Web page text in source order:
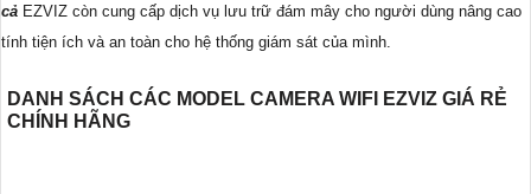
cả EZVIZ còn cung cấp dịch vụ lưu trữ đám mây cho người dùng nâng cao
tính tiện ích và an toàn cho hệ thống giám sát của mình.
DANH SÁCH CÁC MODEL CAMERA WIFI EZVIZ GIÁ RẺ
CHÍNH HÃNG